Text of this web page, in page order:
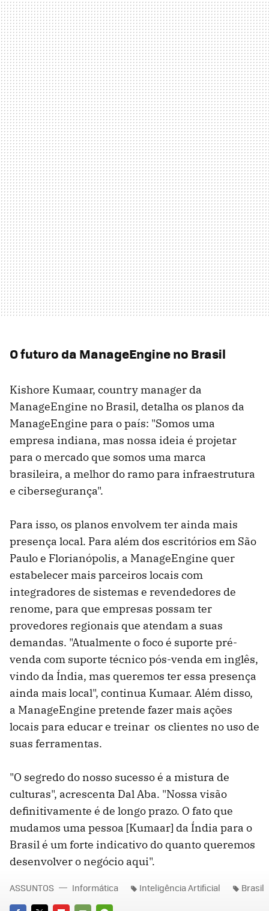
O futuro da ManageEngine no Brasil
Kishore Kumaar, country manager da
ManageEngine no Brasil, detalha os planos da
ManageEngine para o país: "Somos uma
empresa indiana, mas nossa ideia é projetar
para o mercado que somos uma marca
brasileira, a melhor do ramo para infraestrutura
e cibersegurança".
Para isso, os planos envolvem ter ainda mais
presença local. Para além dos escritórios em São
Paulo e Florianópolis, a ManageEngine quer
estabelecer mais parceiros locais com
integradores de sistemas e revendedores de
renome, para que empresas possam ter
provedores regionais que atendam a suas
demandas. "Atualmente o foco é suporte pré-
venda com suporte técnico pós-venda em inglês,
vindo da Índia, mas queremos ter essa presença
ainda mais local", continua Kumaar. Além disso,
a ManageEngine pretende fazer mais ações
locais para educar e treinar os clientes no uso de
suas ferramentas.
"O segredo do nosso sucesso é a mistura de
culturas", acrescenta Dal Aba. "Nossa visão
definitivamente é de longo prazo. O fato que
mudamos uma pessoa [Kumaar] da Índia para o
Brasil é um forte indicativo do quanto queremos
desenvolver o negócio aqui".
ASSUNTOS Informática Inteligência Artificial Brasil